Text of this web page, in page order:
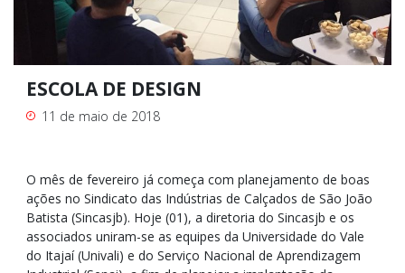
ESCOLA DE DESIGN
11 de maio de 2018
O mês de fevereiro já começa com planejamento de boas
ações no Sindicato das Indústrias de Calçados de São João
Batista (Sincasjb). Hoje (01), a diretoria do Sincasjb e os
associados uniram-se as equipes da Universidade do Vale
do Itajaí (Univali) e do Serviço Nacional de Aprendizagem